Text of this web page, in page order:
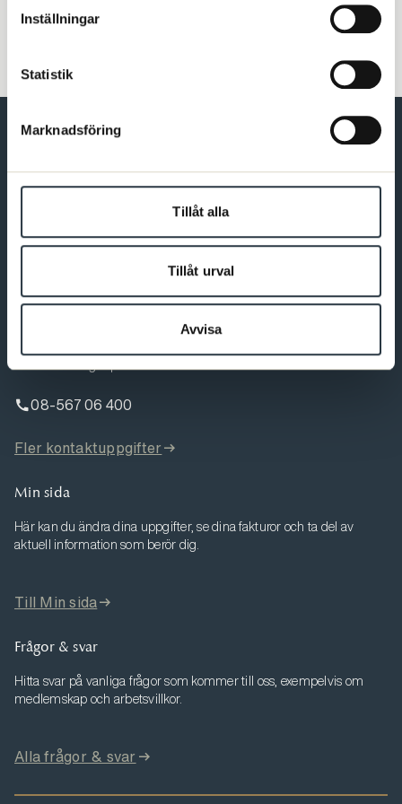
Inställningar
Statistik
Marknadsföring
Tillåt alla
Tillåt urval
Avvisa
Förbundet för dig som är psykolog
Kontakt
08-567 06 400
Fler kontaktuppgifter
Min sida
Här kan du ändra dina uppgifter, se dina fakturor och ta del av
aktuell information som berör dig.
Till Min sida
Frågor & svar
Hitta svar på vanliga frågor som kommer till oss, exempelvis om
medlemskap och arbetsvillkor.
Alla frågor & svar